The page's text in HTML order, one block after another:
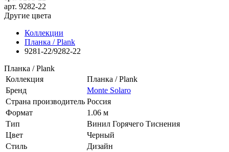
арт. 9282-22
Другие цвета
Коллекции
Планка / Plank
9281-22/9282-22
Планка / Plank
Коллекция
Планка / Plank
Бренд
Monte Solaro
Страна производитель Россия
Формат
1.06 м
Тип
Винил Горячего Тиснения
Цвет
Черный
Стиль
Дизайн